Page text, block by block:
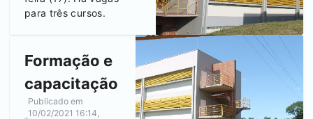
para três cursos.
Formação e
capacitação
Publicado em
10/02/2021 16:14,